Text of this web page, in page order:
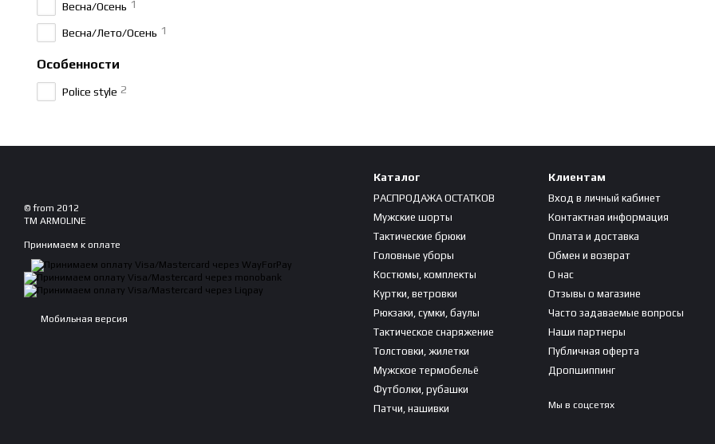
Весна/Осень 1
Весна/Лето/Осень 1
Особенности
Police style 2
© from 2012
TM ARMOLINE
Принимаем к оплате
Мобильная версия
Каталог
РАСПРОДАЖА ОСТАТКОВ
Мужские шорты
Тактические брюки
Головные уборы
Костюмы, комплекты
Куртки, ветровки
Рюкзаки, сумки, баулы
Тактическое снаряжение
Толстовки, жилетки
Мужское термобельё
Футболки, рубашки
Патчи, нашивки
Клиентам
Вход в личный кабинет
Контактная информация
Оплата и доставка
Обмен и возврат
О нас
Отзывы о магазине
Часто задаваемые вопросы
Наши партнеры
Публичная оферта
Дропшиппинг
Мы в соцсетях